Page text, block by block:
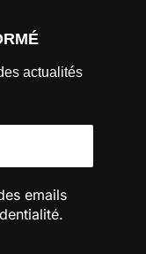
actualités
emails